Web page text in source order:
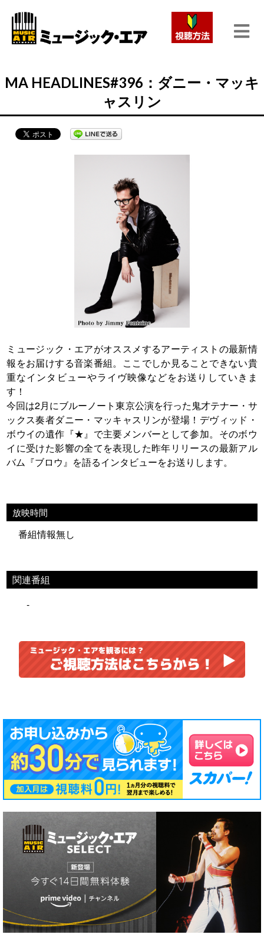
MA HEADLINES#396：ダニー・マッキ
ャスリン
ミュージック・エアがオススメするアーティストの最新情
報をお届けする音楽番組。ここでしか見ることできない貴
重なインタビューやライヴ映像などをお送りしていきま
す！
今回は2月にブルーノート東京公演を行った鬼才テナー・サ
ックス奏者ダニー・マッキャスリンが登場！デヴィッド・
ボウイの遺作『★』で主要メンバーとして参加。そのボウ
イに受けた影響の全てを表現した昨年リリースの最新アル
バム『ブロウ』を語るインタビューをお送りします。
放映時間
番組情報無し
関連番組
-